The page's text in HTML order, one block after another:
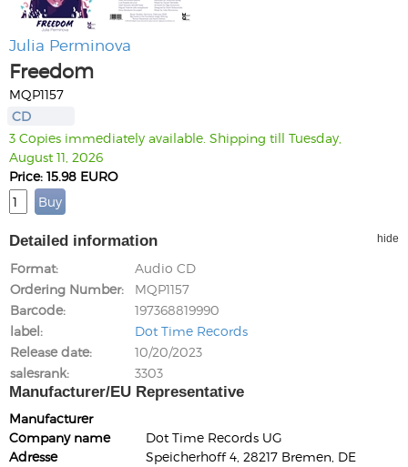
Julia Perminova
Freedom
MQP1157
CD
3 Copies immediately available. Shipping till Tuesday,
August 11, 2026
Price: 15.98 EURO
Detailed information hide
Format
Audio CD
Ordering Number
MQP1157
Barcode
197368819990
label
Dot Time Records
Release date
10/20/2023
salesrank
3303
Manufacturer/EU Representative
Manufacturer
Company name
Dot Time Records UG
Adresse
Speicherhoff 4, 28217 Bremen, DE